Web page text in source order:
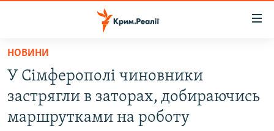
Перейти
основного
матеріалу
Перейти
до
НОВИНИ
ВОДА.КРИМ
ВІДЕО ТА ФОТО
НОВИНИ
У Сімферополі чиновники
застрягли в заторах, добираючись
маршрутками на роботу